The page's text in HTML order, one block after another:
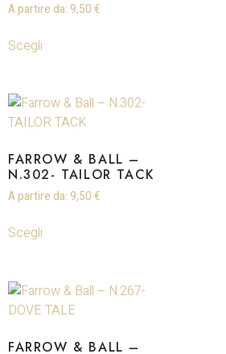
A partire da: 9,50 €
Scegli
FARROW & BALL –
N.302- TAILOR TACK
A partire da: 9,50 €
Scegli
FARROW & BALL –